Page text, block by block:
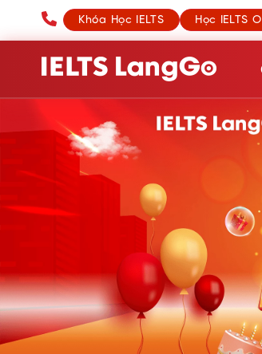
Khóa Học IELTS Học IELTS